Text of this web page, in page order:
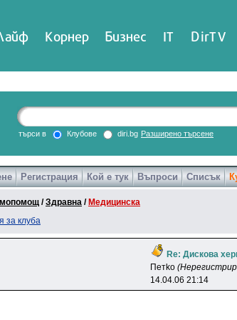
Корнер Бизнес IT DirTV
търси в Клубове diri.bg Разширено търсене
Регистрация Кой е тук Въпроси Списък
/Здравна / Медицинска
за клуба
Re: Дискова
Пeтko
14.04.06 21:14